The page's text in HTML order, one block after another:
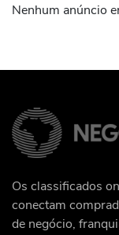
Nenhum anúncio
Os classificados
conectam
de negócio,